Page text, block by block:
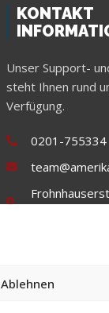
Ablehnen
KONTAKT
Unser Support-
steht Ihnen rund
Verfügung.
0201-755334